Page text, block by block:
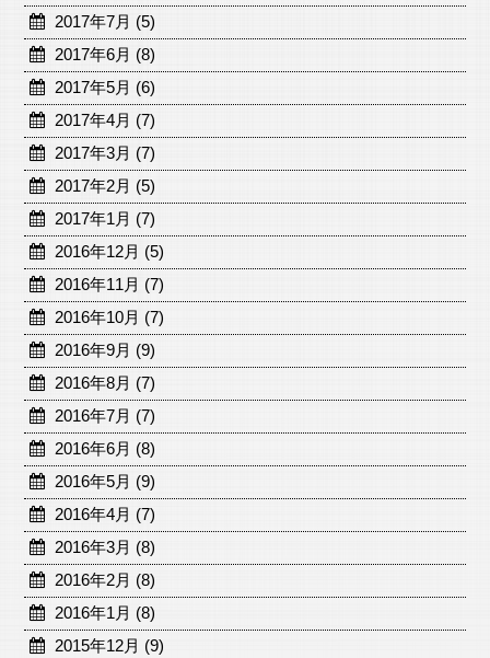
2017年7月 (5)
2017年6月 (8)
2017年5月 (6)
2017年4月 (7)
2017年3月 (7)
2017年2月 (5)
2017年1月 (7)
2016年12月 (5)
2016年11月 (7)
2016年10月 (7)
2016年9月 (9)
2016年8月 (7)
2016年7月 (7)
2016年6月 (8)
2016年5月 (9)
2016年4月 (7)
2016年3月 (8)
2016年2月 (8)
2016年1月 (8)
2015年12月 (9)